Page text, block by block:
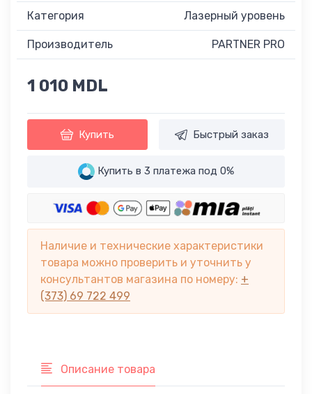
Категория Лазерный уровень
Производитель PARTNER PRO
1 010 MDL
Купить Быстрый заказ
Купить в 3 платежа под 0%
Наличие и технические характеристики
товара можно проверить и уточнить у
консультантов магазина по номеру: +
(373) 69 722 499
Описание товара